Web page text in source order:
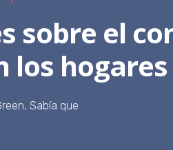
sobre el
los hogares
, Sabía que